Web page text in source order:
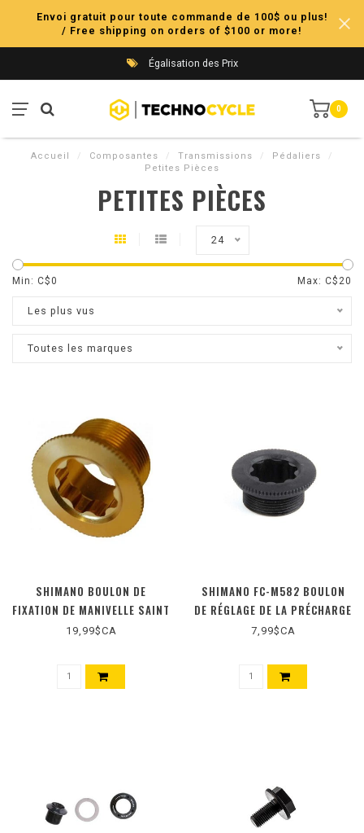
Envoi gratuit pour toute commande de 100$ ou plus!
/ Free shipping on orders of $100 or more!
Égalisation des Prix
0
Accueil / Composantes / Transmissions / Pédaliers
/
Petites Pièces
PETITES PIÈCES
24
Min: C$0 Max: C$ 20
Les plus vus
Toutes les marques
SHIMANO BOULON DE
FIXATION DE MANIVELLE SAINT
FC-M810
19,99$CA
SHIMANO FC-M582 BOULON
DE RÉGLAGE DE LA PRÉCHARGE
7,99$CA